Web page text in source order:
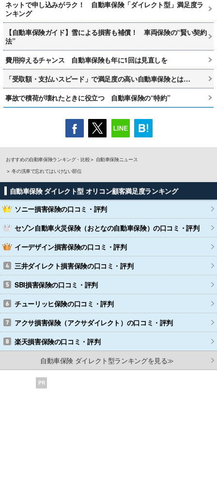
ネットで申し込みがラク！ 自動車保険「ダイレクト型」満足度ラ
ンキング
【自動車保険ガイド】雪による損害も補償！ 車両保険の“賢い契約
法”
費用抑えるチャンス 自動車保険も年に1回は見直しを
「受取額・支払いスピード」で満足度の高い自動車保険とは…
事故で積荷が壊れたときに役立つ 自動車保険の“特約”
おすすめの自動車保険ランキング・比較
自動車保険ニュース
冬の洗車で忘れてはいけない部位
自動車保険 ダイレクト型 オリコン顧客満足度ランキング
ソニー損害保険の口コミ・評判
セゾン自動車火災保険（おとなの自動車保険）の口コミ・評判
イーデザイン損害保険の口コミ・評判
三井ダイレクト損害保険の口コミ・評判
SBI損害保険の口コミ・評判
チューリッヒ保険の口コミ・評判
アクサ損害保険（アクサダイレクト） の口コミ・評判
楽天損害保険の口コミ・評判
自動車保険 ダイレクト型ランキングを見る≫
PR